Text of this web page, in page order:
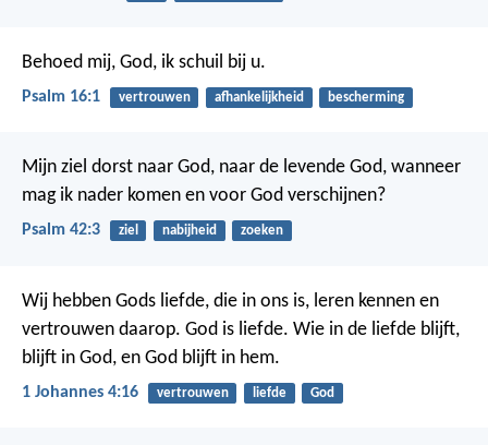
Behoed mij, God, ik schuil bij u.
Psalm 16:1 vertrouwen afhankelijkheid bescherming
Mijn ziel dorst naar God, naar de levende God, wanneer
mag ik nader komen en voor God verschijnen?
Psalm 42:3 ziel nabijheid zoeken
Wij hebben Gods liefde, die in ons is, leren kennen en
vertrouwen daarop. God is liefde. Wie in de liefde blijft,
blijft in God, en God blijft in hem.
1 Johannes 4:16 vertrouwen liefde God